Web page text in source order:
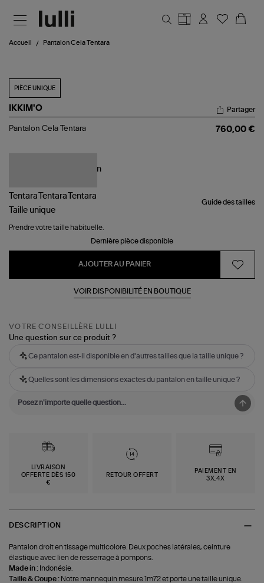
Accueil Pantalon Cela Tentara
PIÈCE UNIQUE
IKKIM'O
Pantalon
Partager
Pantalon Cela Tentara 760,00 €
Guide des tailles
Taille unique
Prendre votre taille habituelle.
Dernière pièce disponible
AJOUTER AU PANIER
VOIR DISPONIBILITÉ EN BOUTIQUE
VOTRE CONSEILLÈRE LULLI
Une question sur ce produit ?
Ce pantalon est-il disponible en d'autres tailles que la taille unique ?
Quelles sont les dimensions exactes du pantalon en taille unique ?
LIVRAISON
OFFERTE DÈS 150
€
RETOUR OFFERT
PAIEMENT EN
3X,4X
DESCRIPTION
Pantalon droit en tissage multicolore. Deux poches latérales, ceinture
élastique avec lien de resserrage à pompons.
Made in : Indonésie.
Taille & Coupe : Notre mannequin mesure 1m72 et porte une taille unique.